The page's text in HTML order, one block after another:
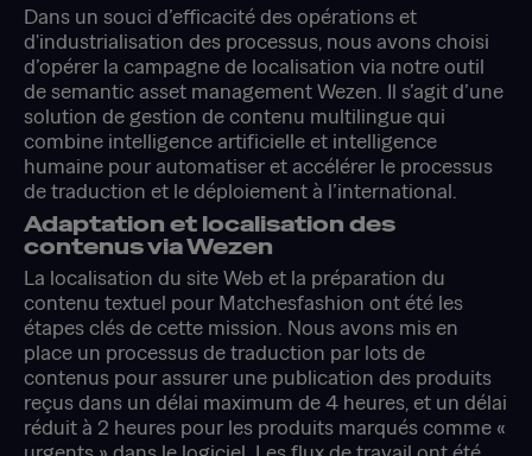
Dans un souci d’efficacité des opérations et
d'industrialisation des processus, nous avons choisi
d’opérer la campagne de localisation via notre outil
de semantic asset management Wezen. Il s’agit d’une
solution de gestion de contenu multilingue qui
combine intelligence artificielle et intelligence
humaine pour automatiser et accélérer le processus
de traduction et le déploiement à l’international.
Adaptation et localisation des
contenus via Wezen
La localisation du site Web et la préparation du
contenu textuel pour Matchesfashion ont été les
étapes clés de cette mission. Nous avons mis en
place un processus de traduction par lots de
contenus pour assurer une publication des produits
reçus dans un délai maximum de 4 heures, et un délai
réduit à 2 heures pour les produits marqués comme «